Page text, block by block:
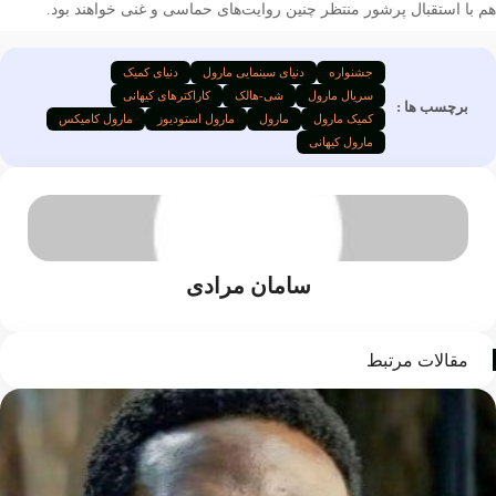
استقبال پرشور منتظر چنین روایت‌های حماسی و غنی خواهند بود.
ها :
جشنواره دنیای سینمایی مارول
دنیای کمیک
سریال مارول
شی-هالک
کاراکترهای کیهانی
کمیک مارول
مارول مارول استودیوز
مارول کامیکس
مارول کیهانی
سامان مرادی
مرتبط